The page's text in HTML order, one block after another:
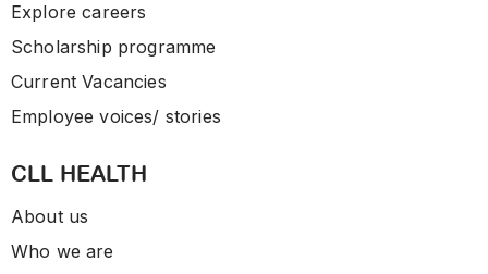
Explore careers
Scholarship programme
Current Vacancies
Employee voices/ stories
CLL HEALTH
About us
Who we are